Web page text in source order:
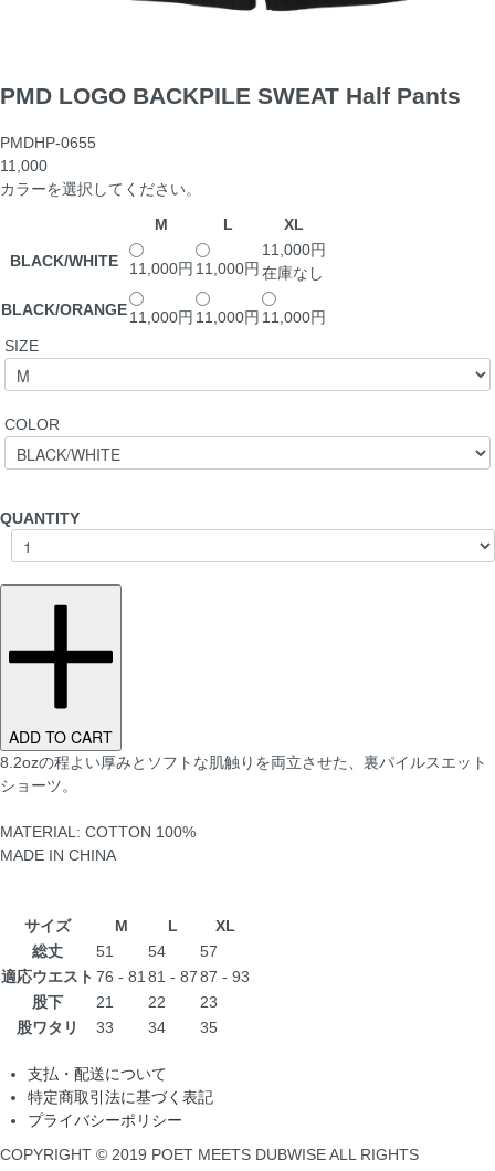
PMD LOGO BACKPILE SWEAT Half Pants
PMDHP-0655
11,000
カラーを選択してください。
M
L XL
BLACK/WHITE 11,000円 11,000円
11,000円
在庫なし
BLACK/ORANGE11,000円 11,000円 11,000円
SIZE
COLOR
QUANTITY
ADD TO CART
8.2ozの程よい厚みとソフトな肌触りを両立させた、裏パイルスエット
ショーツ。
MATERIAL: COTTON 100%
MADE IN CHINA
サイズ M L
XL
総丈
51 54
57
適応ウエスト 76 - 8181 - 8787 - 93
股下
21 22
23
股ワタリ
33 34 35
支払・配送について
特定商取引法に基づく表記
プライバシーポリシー
COPYRIGHT © 2019 POET MEETS DUBWISE ALL RIGHTS